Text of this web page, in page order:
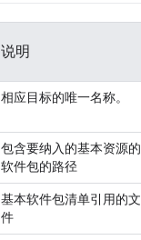
说明
相应目标的唯一名称。
包含要纳入的基本资源的
软件包的路径
基本软件包清单引用的文
件